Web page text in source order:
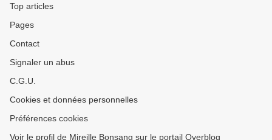
Top articles
Pages
Contact
Signaler un abus
C.G.U.
Cookies et données personnelles
Préférences cookies
Voir le profil de Mireille Bonsang sur le portail Overblog